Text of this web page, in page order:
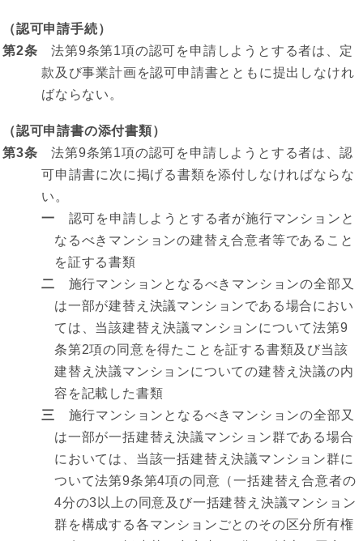
（認可申請手続）
第2条 法第9条第1項の認可を申請しようとする者は、定
款及び事業計画を認可申請書とともに提出しなけれ
ばならない。
（認可申請書の添付書類）
第3条 法第9条第1項の認可を申請しようとする者は、認
可申請書に次に掲げる書類を添付しなければならな
い。
一 認可を申請しようとする者が施行マンションと
なるべきマンションの建替え合意者等であること
を証する書類
二 施行マンションとなるべきマンションの全部又
は一部が建替え決議マンションである場合におい
ては、当該建替え決議マンションについて法第9
条第2項の同意を得たことを証する書類及び当該
建替え決議マンションについての建替え決議の内
容を記載した書類
三
施行マンションとなるべきマンションの全部又
は一部が一括建替え決議マンション群である場合
においては、当該一括建替え決議マンション群に
ついて法第9条第4項の同意（一括建替え合意者の
4分の3以上の同意及び一括建替え決議マンション
群を構成する各マンションごとのその区分所有権